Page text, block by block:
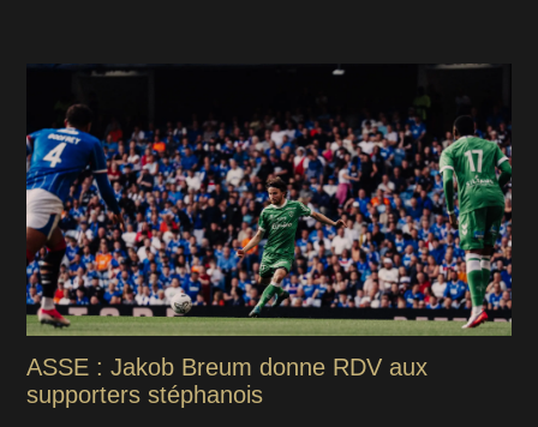
ASSE : Jakob Breum donne RDV aux
supporters stéphanois